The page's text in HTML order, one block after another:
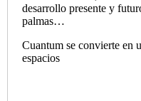
desarrollo presente y
palmas…
Cuantum se convierte en
espacios